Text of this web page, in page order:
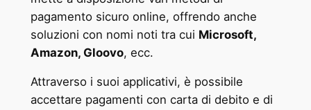
pagamento sicuro online, offrendo anche
soluzioni con nomi noti tra cui Microsoft,
Amazon, Gloovo, ecc.
Attraverso i suoi applicativi, è possibile
accettare pagamenti con carta di debito e di